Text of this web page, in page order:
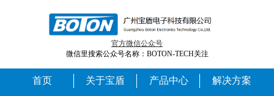
官方微信公众号
微信里搜索公众号名称：BOTON-TECH关注
首页 关于宝盾 产品中心 解决方案